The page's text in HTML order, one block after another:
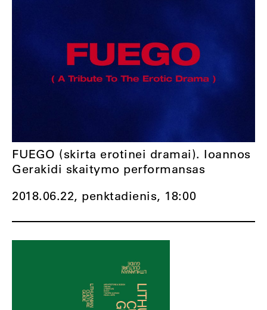
2018.06.22, penktadienis, 18:00
FUEGO (skirta erotinei dramai). Ioannos
Gerakidi skaitymo performansas